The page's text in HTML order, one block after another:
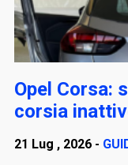
Opel Corsa:
corsia
21 Lug , 2026 -